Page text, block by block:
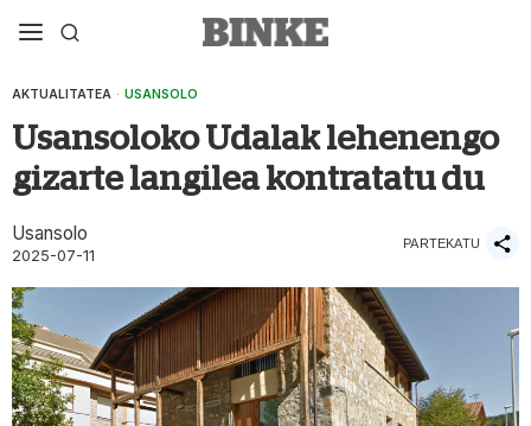
AKTUALITATEA · USANSOLO
Usansoloko Udalak lehenengo
gizarte langilea kontratatu du
Usansolo
2025-07-11
PARTEKATU